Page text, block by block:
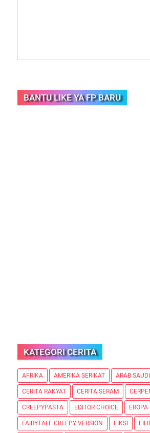
BANTU LIKE YA FP BARU
KATEGORI CERITA
AFRIKA AMERIKA SERIKAT ARAB SAUDI
CERITA RAKYAT CERITA SERAM
CREEPYPASTA EDITOR CHOICE EROPA
FAIRYTALE CREEPY VERSION FIKSI